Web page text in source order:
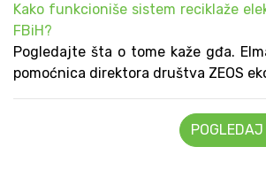
Kako funkcioniše sistem reciklaže
FBiH?
Pogledajte šta o tome kaže gđa.
pomoćnica direktora društva ZEOS
POGLEDAJ